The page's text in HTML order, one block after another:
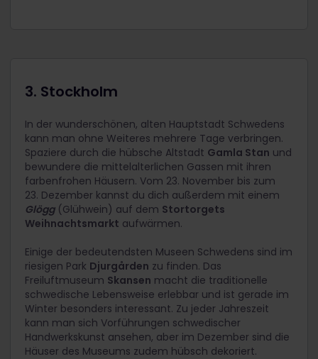
3. Stockholm
In der wunderschönen, alten Hauptstadt Schwedens
kann man ohne Weiteres mehrere Tage verbringen.
Spaziere durch die hübsche Altstadt Gamla Stan und
bewundere die mittelalterlichen Gassen mit ihren
farbenfrohen Häusern. Vom 23. November bis zum
23. Dezember kannst du dich außerdem mit einem
Glögg(Glühwein) auf dem Stortorgets
Weihnachtsmarkt aufwärmen.
Einige der bedeutendsten Museen Schwedens sind im
riesigen Park Djurgården zu finden. Das
Freiluftmuseum Skansen macht die traditionelle
schwedische Lebensweise erlebbar und ist gerade im
Winter besonders interessant. Zu jeder Jahreszeit
kann man sich Vorführungen schwedischer
Handwerkskunst ansehen, aber im Dezember sind die
Häuser des Museums zudem hübsch dekoriert.